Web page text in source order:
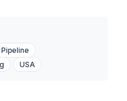
Pipeline
USA